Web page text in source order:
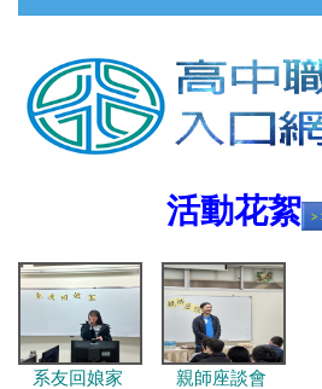
活動花絮
系友回娘家 親師座談會